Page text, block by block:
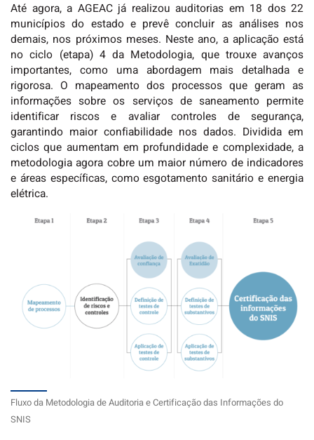
Até agora, a AGEAC já realizou auditorias em 18 dos 22
municípios do estado e prevê concluir as análises nos
demais, nos próximos meses. Neste ano, a aplicação está
no ciclo (etapa) 4 da Metodologia, que trouxe avanços
importantes, como uma abordagem mais detalhada e
rigorosa. O mapeamento dos processos que geram as
informações sobre os serviços de saneamento permite
identificar riscos e avaliar controles de segurança,
garantindo maior confiabilidade nos dados. Dividida em
ciclos que aumentam em profundidade e complexidade, a
metodologia agora cobre um maior número de indicadores
e áreas específicas, como esgotamento sanitário e energia
elétrica.
Fluxo da Metodologia de Auditoria e Certificação das Informações do
SNIS